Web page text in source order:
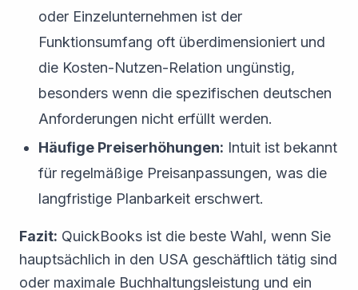
oder Einzelunternehmen ist der
Funktionsumfang oft überdimensioniert und
die Kosten-Nutzen-Relation ungünstig,
besonders wenn die spezifischen deutschen
Anforderungen nicht erfüllt werden.
Häufige Preiserhöhungen: Intuit ist bekannt
für regelmäßige Preisanpassungen, was die
langfristige Planbarkeit erschwert.
Fazit: QuickBooks ist die beste Wahl, wenn Sie
hauptsächlich in den USA geschäftlich tätig sind
oder maximale Buchhaltungsleistung und ein